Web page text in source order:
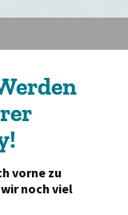
vorne zu
noch viel